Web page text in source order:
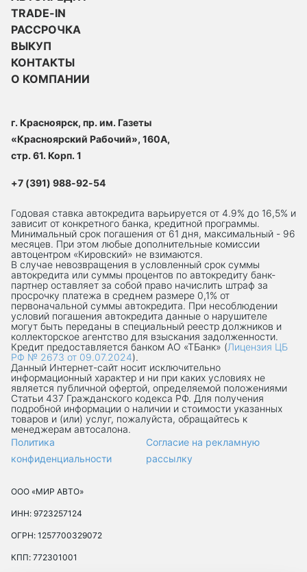
TRADE-IN
РАССРОЧКА
ВЫКУП
КОНТАКТЫ
О КОМПАНИИ
г. Красноярск, пр. им. Газеты
«Красноярский Рабочий», 160А,
стр. 61. Корп. 1
+7 (391) 988-92-54
Годовая ставка автокредита варьируется от 4.9% до 16,5% и
зависит от конкретного банка, кредитной программы.
Минимальный срок погашения от 61 дня, максимальный - 96
месяцев. При этом любые дополнительные комиссии
автоцентром «Кировский» не взимаются.
В случае невозвращения в условленный срок суммы
автокредита или суммы процентов по автокредиту банк-
партнер оставляет за собой право начислить штраф за
просрочку платежа в среднем размере 0,1% от
первоначальной суммы автокредита. При несоблюдении
условий погашения автокредита данные о нарушителе
могут быть переданы в специальный реестр должников и
коллекторское агентство для взыскания задолженности.
Кредит предоставляется банком АО «ТБанк» (Лицензия ЦБ
РФ № 2673 от 09.07.2024).
Данный Интернет-сaйт носит исключительно
информационный характер и ни при каких условиях не
является публичной офертой, определяемой положениями
Статьи 437 Гражданского кодекса РФ. Для получения
подробной информации о наличии и стоимости указанных
товаров и (или) услуг, пожалуйста, обращайтесь к
менеджерам автосалона.
Политика
конфиденциальности
Согласие на рекламную
рассылку
ООО «МИР АВТО»
ИНН: 9723257124
ОГРН: 1257700329072
КПП: 772301001